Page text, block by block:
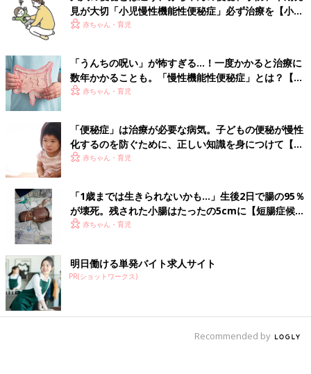
見が大切「小児慢性機能性便秘症」必ず治療を【小児
科医】
赤ちゃん・育児
「うんちの呪い」が怖すぎる…！一度かかると治療に
数年かかることも。「慢性機能性便秘症」とは？【専
門医】
赤ちゃん・育児
「便秘症」は治療が必要な病気。子どもの便秘が慢性
化するのを防ぐために、正しい知識を身につけて【専
門医】
赤ちゃん・育児
「1歳までは生きられないかも…」生後2日で腸の95％
が壊死。残された小腸はたったの5cmに【短腸症候
群・体験談】
赤ちゃん・育児
明日働ける単発バイト求人サイト
PR(ショットワークス)
Recommended by